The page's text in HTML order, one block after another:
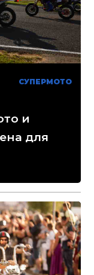
СУПЕРМОТО
и
для